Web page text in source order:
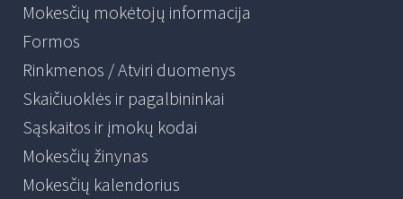
Mokesčių mokėtojų informacija
Formos
Rinkmenos / Atviri duomenys
Skaičiuoklės ir pagalbininkai
Sąskaitos ir įmokų kodai
Mokesčių žinynas
Mokesčių kalendorius